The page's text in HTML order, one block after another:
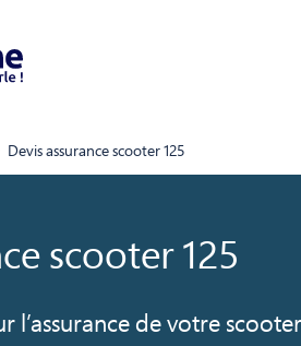
Devis assurance scooter 125
scooter 125
l’assurance de votre